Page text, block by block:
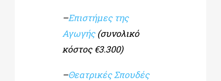
–Επιστήμες της
Αγωγής (συνολικό
κόστος €3.300)
–Θεατρικές Σπουδές